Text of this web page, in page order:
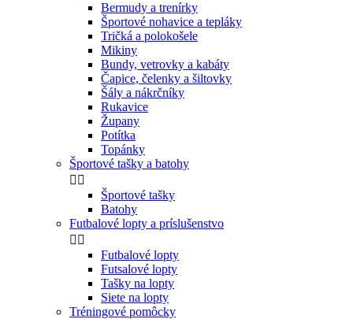
Bermudy a trenírky
Športové nohavice a tepláky
Tričká a polokošele
Mikiny
Bundy, vetrovky a kabáty
Čapice, čelenky a šiltovky
Šály a nákrčníky
Rukavice
Župany
Potítka
Topánky
Športové tašky a batohy
 
Športové tašky
Batohy
Futbalové lopty a príslušenstvo
 
Futbalové lopty
Futsalové lopty
Tašky na lopty
Siete na lopty
Tréningové pomôcky